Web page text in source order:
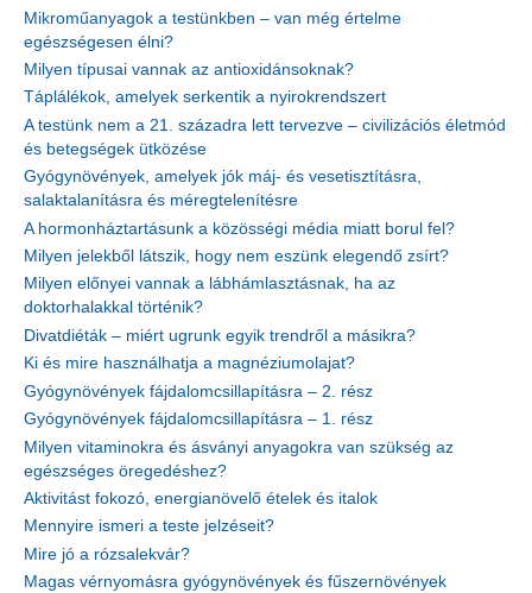
Mikroműanyagok a testünkben – van még értelme
egészségesen élni?
Milyen típusai vannak az antioxidánsoknak?
Táplálékok, amelyek serkentik a nyirokrendszert
A testünk nem a 21. századra lett tervezve – civilizációs életmód
és betegségek ütközése
Gyógynövények, amelyek jók máj- és vesetisztításra,
salaktalanításra és méregtelenítésre
A hormonháztartásunk a közösségi média miatt borul fel?
Milyen jelekből látszik, hogy nem eszünk elegendő zsírt?
Milyen előnyei vannak a lábhámlasztásnak, ha az
doktorhalakkal történik?
Divatdiéták – miért ugrunk egyik trendről a másikra?
Ki és mire használhatja a magnéziumolajat?
Gyógynövények fájdalomcsillapításra – 2. rész
Gyógynövények fájdalomcsillapításra – 1. rész
Milyen vitaminokra és ásványi anyagokra van szükség az
egészséges öregedéshez?
Aktivitást fokozó, energianövelő ételek és italok
Mennyire ismeri a teste jelzéseit?
Mire jó a rózsalekvár?
Magas vérnyomásra gyógynövények és fűszernövények